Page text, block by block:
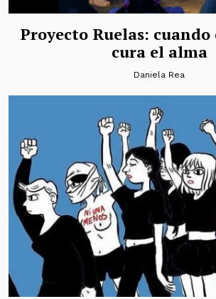
Proyecto Ruelas:
cura el alma
Daniela Rea